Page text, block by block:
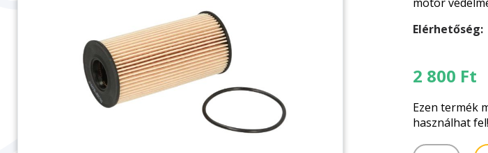
Elérhetőség:
2 800 Ft
Ezen termék
használhat fel!